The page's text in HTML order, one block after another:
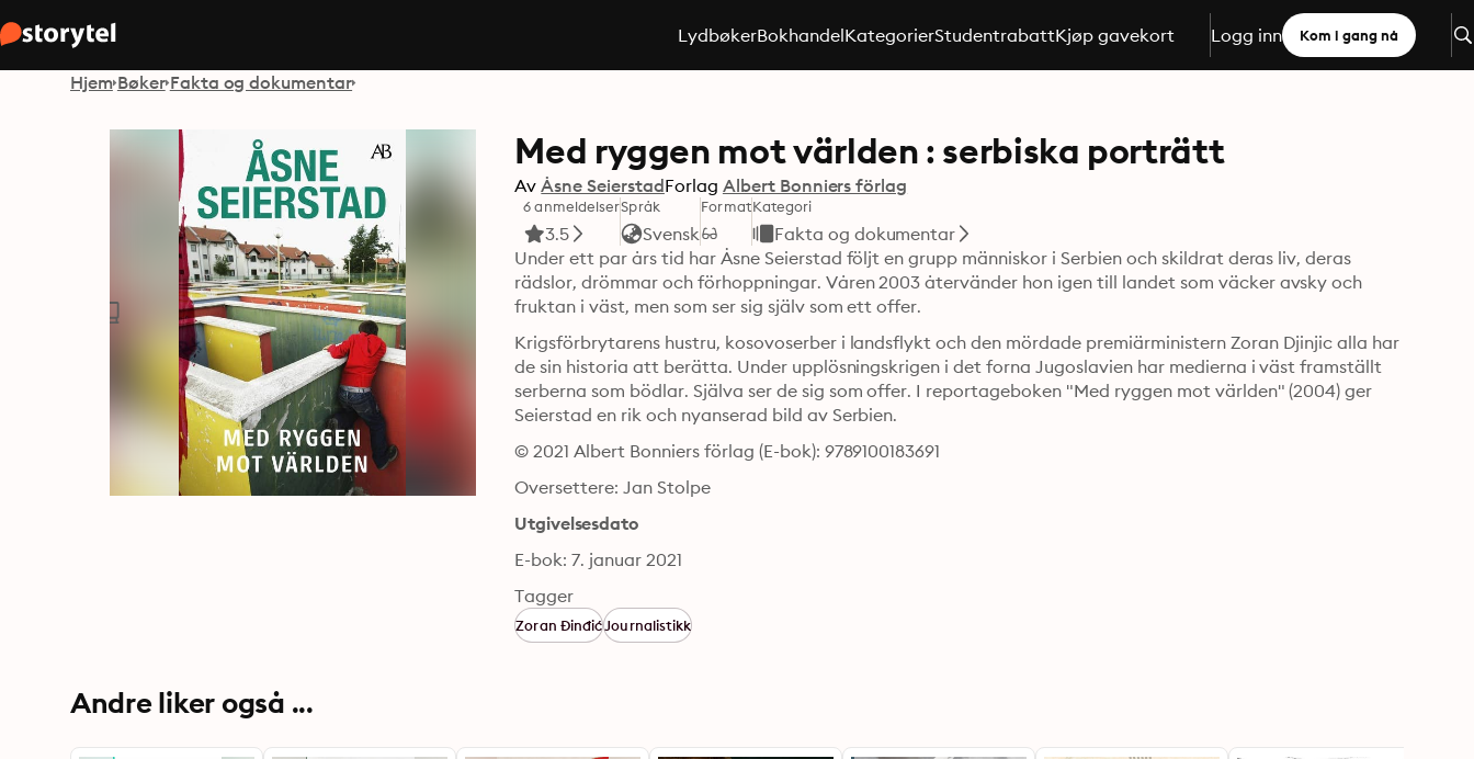
LydbøkerBokhandelKategorierStudentrabattKjøp gavekort Logg inn Kom i gang nå
Hjem Bøker Fakta og dokumentar
Med ryggen mot världen : serbiska porträtt
Av Åsne SeierstadForlag Albert Bonniers förlag
6 anmeldelser
3.5
Språk
Svensk
FormatKategori
Fakta og dokumentar
Under ett par års tid har Åsne Seierstad följt en grupp människor i Serbien och skildrat deras liv, deras
rädslor, drömmar och förhoppningar. Våren 2003 återvänder hon igen till landet som väcker avsky och
fruktan i väst, men som ser sig själv som ett offer.
Krigsförbrytarens hustru, kosovoserber i landsflykt och den mördade premiärministern Zoran Djinjic alla har
de sin historia att berätta. Under upplösningskrigen i det forna Jugoslavien har medierna i väst framställt
serberna som bödlar. Själva ser de sig som offer. I reportageboken "Med ryggen mot världen" (2004) ger
Seierstad en rik och nyanserad bild av Serbien.
© 2021 Albert Bonniers förlag (E-bok): 9789100183691
Oversettere: Jan Stolpe
Utgivelsesdato
E-bok: 7. januar 2021
Tagger
Zoran ĐinđićJournalistikk
Andre liker også ...